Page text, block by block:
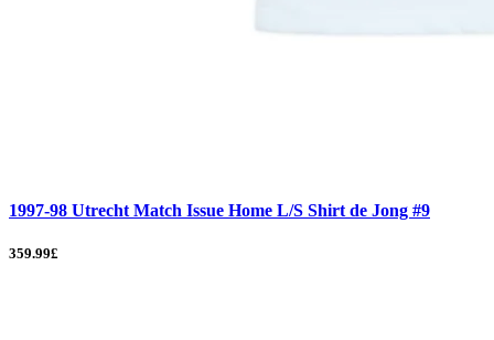
1997-98 Utrecht Match Issue Home L/S Shirt de Jong #9
359.99£